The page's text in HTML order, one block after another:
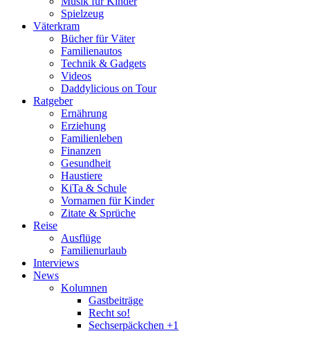
Spielzeug
Väterkram
Bücher für Väter
Familienautos
Technik & Gadgets
Videos
Daddylicious on Tour
Ratgeber
Ernährung
Erziehung
Familienleben
Finanzen
Gesundheit
Haustiere
KiTa & Schule
Vornamen für Kinder
Zitate & Sprüche
Reise
Ausflüge
Familienurlaub
Interviews
News
Kolumnen
Gastbeiträge
Recht so!
Sechserpäckchen +1